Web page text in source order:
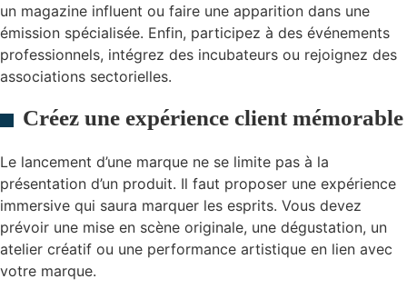
un magazine influent ou faire une apparition dans une
émission spécialisée. Enfin, participez à des événements
professionnels, intégrez des incubateurs ou rejoignez des
associations sectorielles.
Créez une expérience client mémorable
Le lancement d’une marque ne se limite pas à la
présentation d’un produit. Il faut proposer une expérience
immersive qui saura marquer les esprits. Vous devez
prévoir une mise en scène originale, une dégustation, un
atelier créatif ou une performance artistique en lien avec
votre marque.